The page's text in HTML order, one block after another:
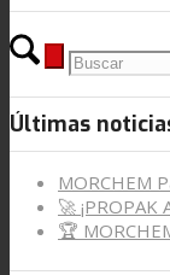
Últimas
MORCHEM
🚀
🏆